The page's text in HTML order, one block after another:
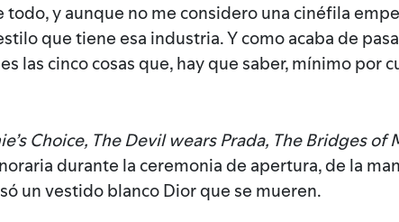
y aunque no me considero una cinéfila
que tiene esa industria. Y como acaba de
las cinco cosas que, hay que saber, mínimo por
Choice, The Devil wears Prada, The Bridges
durante la ceremonia de apertura, de la
un vestido blanco Dior que se mueren.